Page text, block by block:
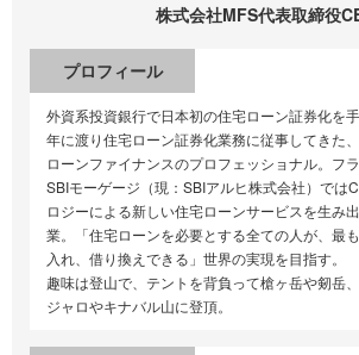
株式会社MFS代表取締役
プロフィール
外資系投資銀行で日本初の住宅ローン証券化を
年に渡り住宅ローン証券化業務に従事してきた
ローンファイナンスのプロフェッショナル。フ
SBIモーゲージ（現：SBIアルヒ株式会社）では
ロジーによる新しい住宅ローンサービスを生み
業。「住宅ローンを必要とする全ての人が、最
入れ、借り換えできる」世界の実現を目指す。
趣味は登山で、テントを背負って槍ヶ岳や剱岳
ジャロやキナバル山に登頂。